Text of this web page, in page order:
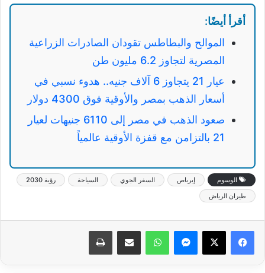
أقرأ أيضًا:
الموالح والبطاطس تقودان الصادرات الزراعية
المصرية لتجاوز 6.2 مليون طن
عيار 21 يتجاوز 6 آلاف جنيه.. هدوء نسبي في
أسعار الذهب بمصر والأوقية فوق 4300 دولار
صعود الذهب في مصر إلى 6110 جنيهات لعيار
21 بالتزامن مع قفزة الأوقية عالمياً
الوسوم إيرباص السفر الجوي السياحة
رؤية 2030
طيران الرياض
ماسنجر واتساب مشاركة عبر البريد طباعة